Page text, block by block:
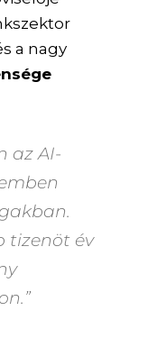
a nagy
az AI-
tizenöt év